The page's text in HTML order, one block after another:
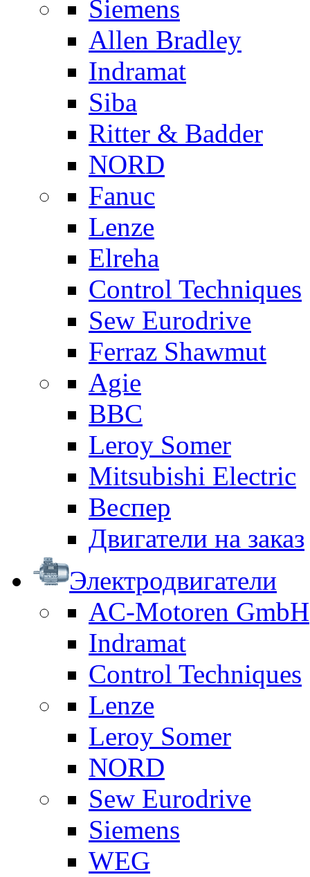
Siemens
Allen Bradley
Indramat
Siba
Ritter & Badder
NORD
Fanuc
Lenze
Elreha
Control Techniques
Sew Eurodrive
Ferraz Shawmut
Agie
BBC
Leroy Somer
Mitsubishi Electric
Веспер
Двигатели на заказ
Электродвигатели
AC-Motoren GmbH
Indramat
Control Techniques
Lenze
Leroy Somer
NORD
Sew Eurodrive
Siemens
WEG